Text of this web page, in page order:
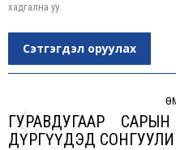
хадгална уу.
Сэтгэгдэл оруулах
ГУРАВДУГААР
ДҮРГҮҮДЭД